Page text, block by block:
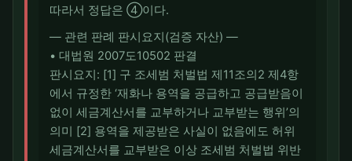
따라서 정답은 ④이다.
― 관련 판례 판시요지(검증 자산) ―
• 대법원 2007도10502 판결
판시요지: [1] 구 조세범 처벌법 제11조의2 제4항
에서 규정한 ‘재화나 용역을 공급하고 공급받음이
없이 세금계산서를 교부하거나 교부받는 행위’의
의미 [2] 용역을 제공받은 사실이 없음에도 허위
세금계산서를 교부받은 이상 조세범 처벌법 위반